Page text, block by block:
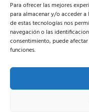
Para ofrecer las mejores
para almacenar y/o acceder
de estas tecnologías nos
navegación o las
consentimiento, puede
funciones.
Suivez-nous